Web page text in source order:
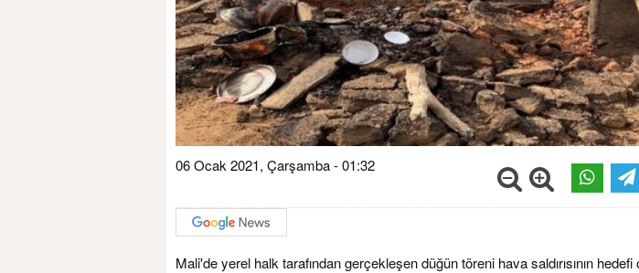
06 Ocak 2021, Çarşamba - 01:32
Mali'de yerel halk tarafından gerçekleşen düğün töreni hava saldırısının